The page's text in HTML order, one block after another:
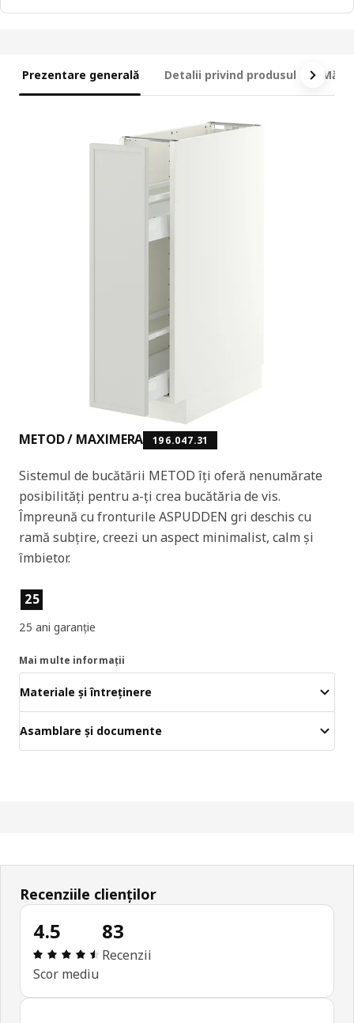
Prezentare generală Detalii privind produsul
METOD / MAXIMERA 196.047.31
Sistemul de bucătării METOD îți oferă nenumărate
posibilități pentru a-ți crea bucătăria de vis.
Împreună cu fronturile ASPUDDEN gri deschis cu
ramă subțire, creezi un aspect minimalist, calm și
îmbietor.
Caracteristicile produselor
25
25 ani garanție
Mai multe informații
Materiale și întreținere
Asamblare și documente
Recenziile clienților
4.5
Prezentare generală: 4.5 din 5 stele Total
Scor mediu
83
Recenzii